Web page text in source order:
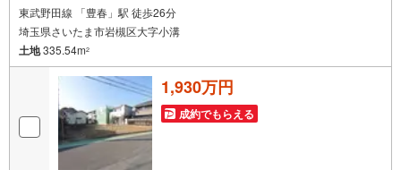
東武野田線 「豊春」駅 徒歩26分
埼玉県さいたま市岩槻区大字小溝
土地335.54m2
1,930万円
成約でもらえる